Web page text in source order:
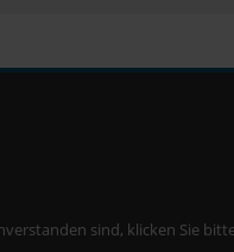
sind, klicken Sie